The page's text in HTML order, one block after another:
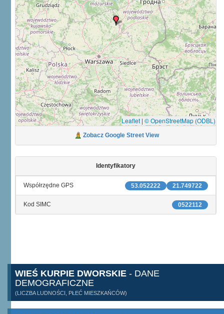
Leaflet | © OpenStreetMap (ODBL)
Zobacz Google Street View
Identyfikatory
21.749722
53.052222
Współrzędne GPS
0522112
Kod SIMC
WIEŚ KURPIE DWORSKIE - DANE
DEMOGRAFICZNE
(LICZBA LUDNOŚCI, PŁEĆ MIESZKAŃCÓW)